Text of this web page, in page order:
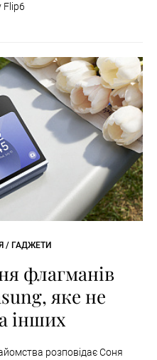
Flip6
/ ГАДЖЕТИ
флагманів
яке не
інших
розповідає Соня